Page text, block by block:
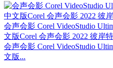
会声会影 Corel VideoStudio
文版Corel 会声会影 2022 彼岸
会声会影 Corel VideoStudio
文版...